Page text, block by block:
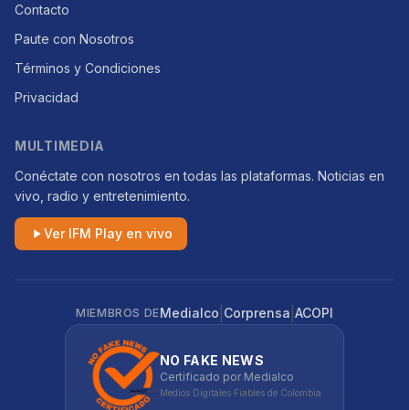
Contacto
Paute con Nosotros
Términos y Condiciones
Privacidad
MULTIMEDIA
Conéctate con nosotros en todas las plataformas. Noticias en
vivo, radio y entretenimiento.
Ver IFM Play en vivo
MIEMBROS DEMedialco Corprensa ACOPI
NO FAKE NEWS
Certificado por Medialco
Medios Digitales Fiables de Colombia